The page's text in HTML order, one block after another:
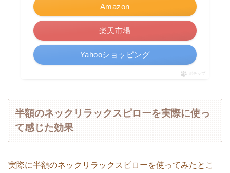
Amazon
楽天市場
Yahooショッピング
ポチップ
半額のネックリラックスピローを実際に使っ
て感じた効果
実際に半額のネックリラックスピローを使ってみたとこ